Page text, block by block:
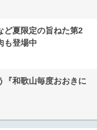
ど夏限定の旨ねた第2
も登場中
『和歌山毎度おおきに